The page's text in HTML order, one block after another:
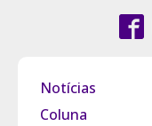
Notícias
Coluna